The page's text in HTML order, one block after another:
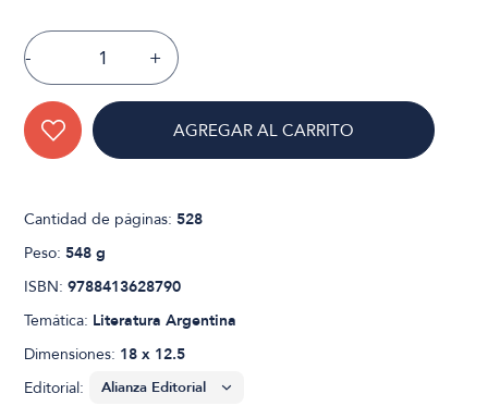
- +
AGREGAR AL CARRITO
Cantidad de páginas:528
Peso:548 g
ISBN:9788413628790
Temática: Literatura Argentina
Dimensiones: 18 x 12.5
Editorial: